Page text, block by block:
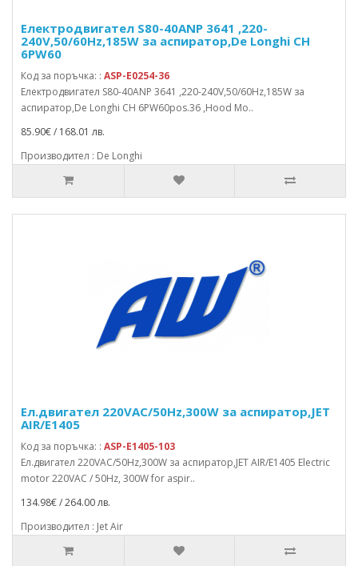
Електродвигател S80-40ANP 3641 ,220-
240V,50/60Hz,185W за аспиратор,De Longhi CH
6PW60
Код за поръчка: : ASP-E0254-36
Електродвигател S80-40ANP 3641 ,220-240V,50/60Hz,185W за
аспиратор,De Longhi CH 6PW60pos.36 ,Hood Mo..
85.90€ / 168.01 лв.
Производител : De Longhi
Ел.двигател 220VAC/50Hz,300W за аспиратор,JET
AIR/E1405
Код за поръчка: : ASP-E1405-103
Ел.двигател 220VAC/50Hz,300W за аспиратор,JET AIR/E1405 Electric
motor 220VAC / 50Hz, 300W for aspir..
134.98€ / 264.00 лв.
Производител : Jet Air